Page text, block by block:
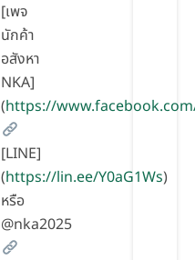
[เพจ
นักค้า
อสังหา
NKA]
(https://
[LINE]
(https://lin.ee/Y0aG1Ws)
หรือ
@nka2025